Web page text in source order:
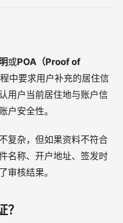
或POA（Proof of
中要求用户补充的居住信
用户当前居住地与账户信
户安全性。
复杂，但如果资料不符合
名称、开户地址、签发时
审核结果。